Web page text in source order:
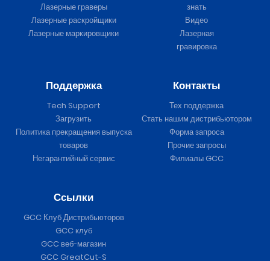
Лазерные граверы
Лазерные раскройщики
Лазерные маркировщики
знать
Видео
Лазерная
гравировка
Поддержка
Tech Support
Загрузить
Политика прекращения выпуска
товаров
Негарантийный сервис
Контакты
Тех поддержка
Стать нашим дистрибьютором
Форма запроса
Прочие запросы
Филиалы GCC
Ссылки
GCC Клуб Дистрибьюторов
GCC клуб
GCC веб-магазин
GCC GreatCut-S